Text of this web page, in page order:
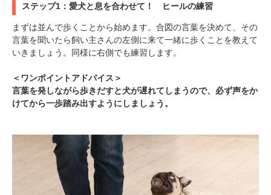
ステップ1：愛犬と息を合わせて！ ヒールの練習
まずは並んで歩くことから始めます。合図の言葉を決めて、その
言葉を聞いたら飼い主さんの左側に来て一緒に歩くことを教えて
いきましょう。同様に右側でも練習します。
＜ワンポイントアドバイス＞
言葉を発しながら歩きだすと犬が遅れてしまうので、必ず声をか
けてから一歩踏み出すようにしましょう。